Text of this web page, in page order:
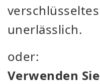
unerlässlich.
oder:
Verwenden